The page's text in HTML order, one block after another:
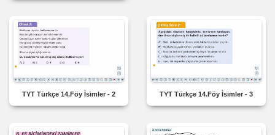
TYT Türkçe 14.Föy İsimler - 2 TYT Türkçe 14.Föy İsimler - 3